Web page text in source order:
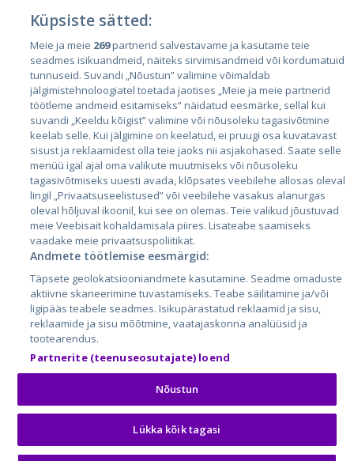
Riigid
Eesti
Läti
Leedu
City24.lv
City24.ee
GetaPro.lv
GetaPro.ee
Skelbiu.lt
Autoplius.lt
Aruodas.lt
CVbankas.lt
Kainos.lt
Paslaugos.lt
auto24.ee
Osta.ee
KuldneBörs.ee
Küpsiste sätted:
Meie ja meie 269partnerid salvestavame ja kasutame teie
seadmes isikuandmeid, näiteks sirvimisandmeid või kordumatuid
tunnuseid. Suvandi „Nõustun” valimine võimaldab
jälgimistehnoloogiatel toetada jaotises „Meie ja meie partnerid
töötleme andmeid esitamiseks” näidatud eesmärke, sellal kui
suvandi „Keeldu kõigist” valimine või nõusoleku tagasivõtmine
keelab selle. Kui jälgimine on keelatud, ei pruugi osa kuvatavast
sisust ja reklaamidest olla teie jaoks nii asjakohased. Saate selle
menüü igal ajal oma valikute muutmiseks või nõusoleku
tagasivõtmiseks uuesti avada, klõpsates veebilehe allosas oleval
lingil „Privaatsuseelistused” või veebilehe vasakus alanurgas
oleval hõljuval ikoonil, kui see on olemas. Teie valikud jõustuvad
meie Veebisait kohaldamisala piires. Lisateabe saamiseks
vaadake meie privaatsuspoliitikat.
Andmete töötlemise eesmärgid:
Täpsete geolokatsiooniandmete kasutamine. Seadme omaduste
aktiivne skaneerimine tuvastamiseks. Teabe säilitamine ja/või
ligipääs teabele seadmes. Isikupärastatud reklaamid ja sisu,
reklaamide ja sisu mõõtmine, vaatajaskonna analüüsid ja
tootearendus.
Partnerite (teenuseosutajate) loend
Nõustun
Lükka kõik tagasi